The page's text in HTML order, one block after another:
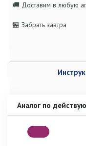
🚚 Доставим в любую
🏪 Забрать завтра
Аналог по